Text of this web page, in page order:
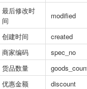
最后修改时
间
modified
创建时间
created
商家编码
spec_no
货品数量
优惠金额
discount